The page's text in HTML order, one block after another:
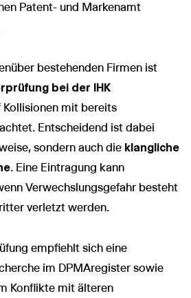
Patent- und Markenamt
bestehenden Firmen ist
bei der IHK
mit bereits
Entscheidend ist dabei
sondern auch die klangliche
. Eine Eintragung kann
Verwechslungsgefahr besteht
verletzt werden.
empfiehlt sich eine
im DPMAregister sowie
Konflikte mit älteren